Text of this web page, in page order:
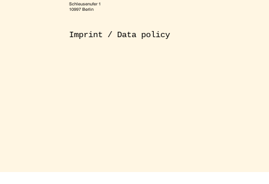
Schleusenufer 1
10997 Berlin
Imprint / Data policy